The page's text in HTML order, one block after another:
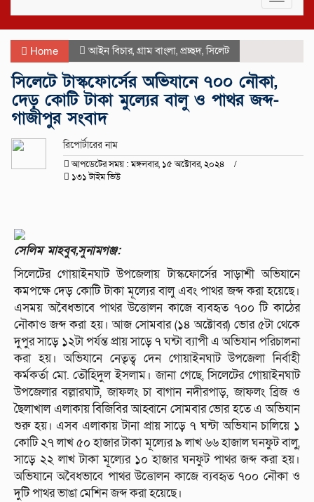
Home আইন বিচার, গ্রাম বাংলা, প্রচ্ছদ,সিলেট
সিলেটে টাস্কফোর্সের অভিযানে ৭০০ নৌকা,
দেড় কোটি টাকা মুল্যের বালু ও পাথর জব্দ-
গাজীপুর সংবাদ
রিপোর্টারের নাম
আপডেটের সময় : মঙ্গলবার, ১৫ অক্টোবর, ২০২৪
১৩১ টাইম ভিউ
সেলিম মাহবুব,সুনামগঞ্জ:
সিলেটের গোয়াইনঘাট উপজেলায় টাস্কফোর্সের সাড়াশী অভিযানে
কমপক্ষে দেড় কোটি টাকা মূল্যের বালু এবং পাথর জব্দ করা হয়েছে।
এসময় অবৈধভাবে পাথর উত্তোলন কাজে ব্যবহৃত ৭০০ টি কাঠের
নৌকাও জব্দ করা হয়। আজ সোমবার (১৪ অক্টোবর) ভোর ৫টা থেকে
দুপুর সাড়ে ১২টা পর্যন্ত প্রায় সাড়ে ৭ ঘন্টা ব্যাপী এ অভিযান পরিচালনা
করা হয়। অভিযানে নেতৃত্ব দেন গোয়াইনঘাট উপজেলা নির্বাহী
কর্মকর্তা মো. তৌহিদুল ইসলাম। জানা গেছে, সিলেটের গোয়াইনঘাট
উপজেলার বল্লারঘাট, জাফলং চা বাগান নদীরপাড়, জাফলং ব্রিজ ও
ছৈলাখাল এলাকায় বিজিবির আহ্বানে সোমবার ভোর হতে এ অভিযান
শুরু হয়। এসব এলাকায় টানা প্রায় সাড়ে ৭ ঘন্টা অভিযান চালিয়ে ১
কোটি ২৭ লাখ ৫০ হাজার টাকা মূল্যের ৯ লাখ ৬৬ হাজাল ঘনফুট বালু,
সাড়ে ২২ লাখ টাকা মূল্যের ১০ হাজার ঘনফুট পাথর জব্দ করা হয়।
অভিযানে অবৈধভাবে পাথর উত্তোলন কাজে ব্যবহৃত ৭০০ নৌকা ও
দুটি পাথর ভাঙা মেশিন জব্দ করা হয়েছে।